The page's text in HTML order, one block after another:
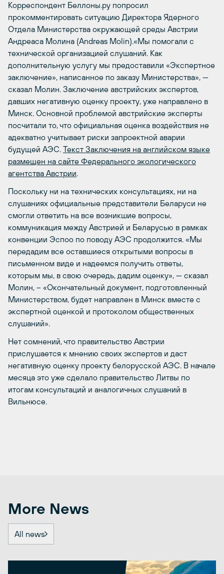
Корреспондент Беллоны.ру попросил
прокомментировать ситуацию Директора Ядерного
Отдела Министерства окружающей среды Австрии
Андреаса Молина (Andreas Molin).«Мы помогали с
технической организацией слушаний. Как
дополнительную услугу мы предоставили «Экспертное
заключение», написанное по заказу Министерства», —
сказал Молин. Заключение австрийских экспертов,
давших негативную оценку проекту, уже направлено в
Минск. Основной проблемой австрийские эксперты
посчитали то, что официальная оценка воздействия не
адекватно учитывает риски запроектной аварии
будущей АЭС. Текст Заключения на английском языке
размещен на сайте Федерального экологического
агентства Австрии.
Поскольку ни на технических консультациях, ни на
слушаниях официальные представители Беларуси не
смогли ответить на все возникшие вопросы,
коммуникация между Австрией и Беларусью в рамках
конвенции Эспоо по поводу АЭС продолжится. «Мы
передадим все оставшиеся открытыми вопросы в
письменном виде и надеемся получить ответы,
которым мы, в свою очередь, дадим оценку», — сказал
Молин, – «Окончательный документ, подготовленный
Министерством, будет направлен в Минск вместе с
экспертной оценкой и протоколом общественных
слушаний».
Нет сомнений, что правительство Австрии
прислушается к мнению своих экспертов и даст
негативную оценку проекту белорусской АЭС. В начале
месяца это уже сделало правительство Литвы по
итогам консультаций и аналогичных слушаний в
Вильнюсе.
More News
All news